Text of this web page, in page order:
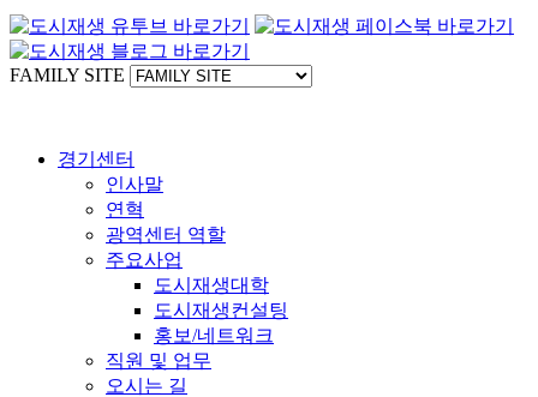
FAMILY SITE
경기센터
인사말
연혁
광역센터 역할
주요사업
도시재생대학
도시재생컨설팅
홍보/네트워크
직원 및 업무
오시는 길